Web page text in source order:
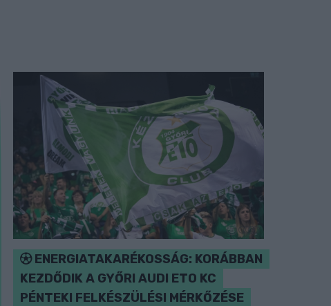
ENERGIATAKARÉKOSSÁG: KORÁBBAN
KEZDŐDIK A GYŐRI AUDI ETO KC
PÉNTEKI FELKÉSZÜLÉSI MÉRKŐZÉSE